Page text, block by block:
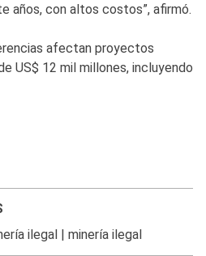
años, con altos costos”, afirmó.
afectan proyectos
US$ 12 mil millones, incluyendo
ilegal| minería ilegal